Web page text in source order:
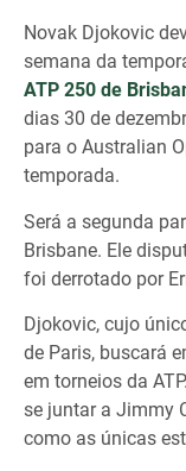
Novak Djokovic
semana da
ATP 250 de
dias 30 de
para o Australian
temporada.
Será a segunda
Brisbane. Ele
foi derrotado por
Djokovic, cujo
de Paris, buscará
em torneios da
se juntar a Jimmy
como as únicas